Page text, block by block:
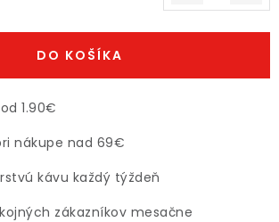
DO KOŠÍKA
1.90€
nákupe nad 69€
kávu každý týždeň
zákazníkov mesačne